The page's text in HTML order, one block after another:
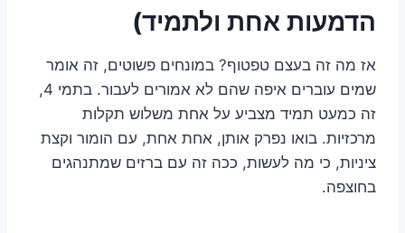
הדמעות אחת ולתמיד)
אז מה זה בעצם טפטוף? במונחים פשוטים, זה אומר
שמים עוברים איפה שהם לא אמורים לעבור. בתמי 4,
זה כמעט תמיד מצביע על אחת משלוש תקלות
מרכזיות. בואו נפרק אותן, אחת אחת, עם הומור וקצת
ציניות, כי מה לעשות, ככה זה עם ברזים שמתנהגים
בחוצפה.